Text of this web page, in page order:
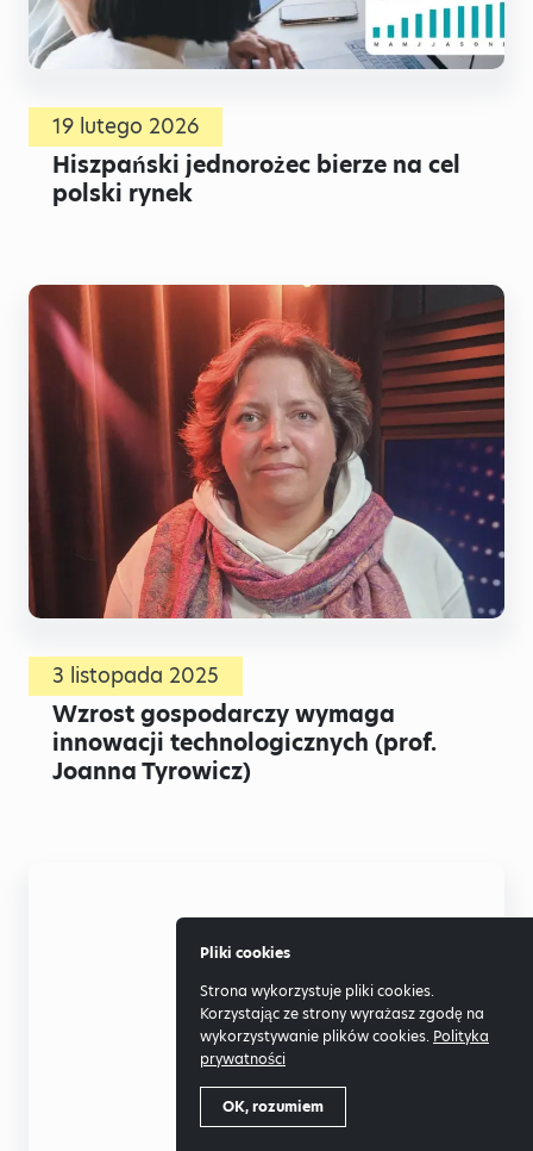
19 lutego 2026
Hiszpański jednorożec bierze na cel
polski rynek
3 listopada 2025
Wzrost gospodarczy wymaga
innowacji technologicznych (prof.
Joanna Tyrowicz)
Pliki cookies
Strona wykorzystuje pliki cookies.
Korzystając ze strony wyrażasz zgodę na
wykorzystywanie plików cookies. Polityka
prywatności
OK, rozumiem